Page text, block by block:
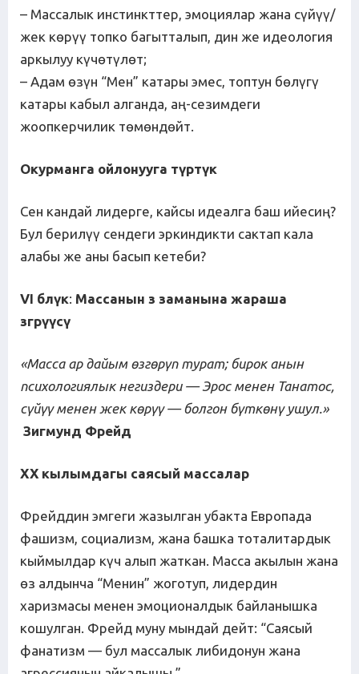
– Массалык инстинкттер, эмоциялар жана сүйүү/
жек көрүү топко багытталып, дин же идеология
аркылуу күчөтүлөт;
– Адам өзүн “Мен” катары эмес, топтун бөлүгү
катары кабыл алганда, аң-сезимдеги
жоопкерчилик төмөндөйт.
Окурманга ойлонууга түртүк
Сен кандай лидерге, кайсы идеалга баш ийесиң?
Бул берилүү сендеги эркиндикти сактап кала
алабы же аны басып кетеби?
VI блүк: Массанын з заманына жараша
згрүүсү
«Масса ар дайым өзгөрүп турат; бирок анын
психологиялык негиздери — Эрос менен Танатос,
сүйүү менен жек көрүү — болгон бүткөнү ушул.»
Зигмунд Фрейд
XX кылымдагы саясый массалар
Фрейддин эмгеги жазылган убакта Европада
фашизм, социализм, жана башка тоталитардык
кыймылдар күч алып жаткан. Масса акылын жана
өз алдынча “Менин” жоготуп, лидердин
харизмасы менен эмоционалдык байланышка
кошулган. Фрейд муну мындай дейт: “Саясый
фанатизм — бул массалык либидонун жана